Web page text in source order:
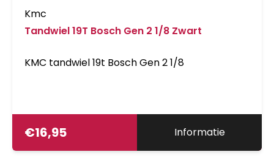
Kmc
Tandwiel 19T Bosch Gen 2 1/8 Zwart
KMC tandwiel 19t Bosch Gen 2 1/8
€16,95 Informatie